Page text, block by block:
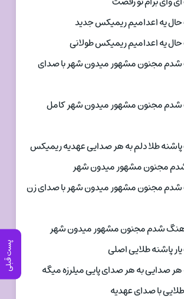
پست قبلی
حال یه اعدامیم ریمیکس جدید
حال یه اعدامیم ریمیکس طولانی
شدم مجنون مشهور میدون شهر با صدای
شدم مجنون مشهور میدون شهر کامل
پاشنه طلا دلم به هر صدایی عهدیه ریمیکس
شدم مجنون مشهور میدون شهر
شدم مجنون مشهور میدون شهر با صدای زن
آهنگ شدم مجنون مشهور میدون شهر
پاشنه طلایی اصلی
هر صدایی به هر صدای پایی میلرزه میگه
با صدای عهدیه